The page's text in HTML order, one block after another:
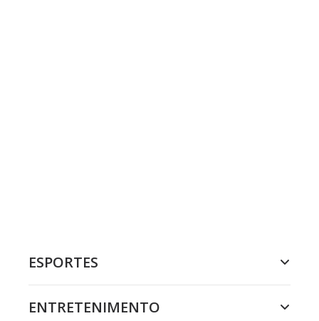
ESPORTES
ENTRETENIMENTO